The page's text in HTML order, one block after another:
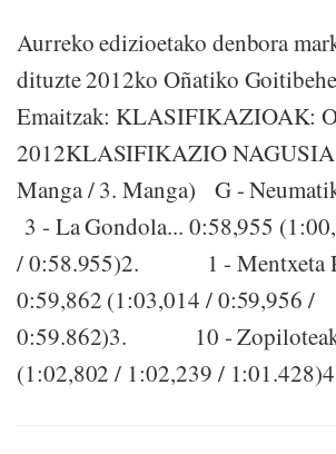
Aurreko edizioetako denbora
dituzte 2012ko Oñatiko
Emaitzak: KLASIFIKAZIOAK:
2012KLASIFIKAZIO NAGUSIA
Manga / 3. Manga) G -
3 - La Gondola... 0:58,955
/ 0:58.955)2. 1 - Mentxeta
0:59,862 (1:03,014 / 0:59,956 /
0:59.862)3. 10 - Zopiloteak
(1:02,802 / 1:02,239 /